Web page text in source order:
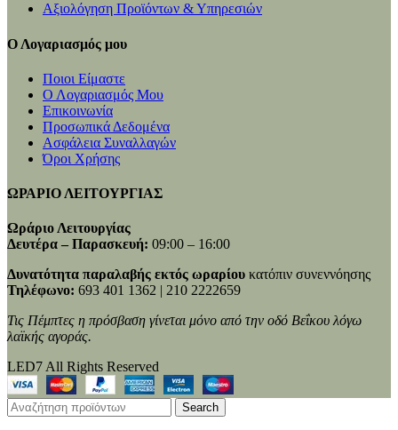
Αξιολόγηση Προϊόντων & Υπηρεσιών
Ο Λογαριασμός μου
Ποιοι Είμαστε
Ο Λογαριασμός Μου
Επικοινωνία
Προσωπικά Δεδομένα
Ασφάλεια Συναλλαγών
Όροι Χρήσης
ΩΡΑΡΙΟ ΛΕΙΤΟΥΡΓΙΑΣ
Ωράριο Λειτουργίας
Δευτέρα – Παρασκευή: 09:00 – 16:00
Δυνατότητα παραλαβής εκτός ωραρίου κατόπιν συνεννόησης
Τηλέφωνο: 693 401 1362 | 210 2222659
Τις Πέμπτες η πρόσβαση γίνεται μόνο από την οδό Βεΐκου λόγω
λαϊκής αγοράς.
LED7 All Rights Reserved
Search